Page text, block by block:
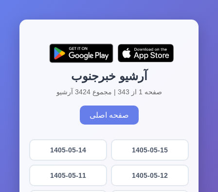
آرشیو خبرجنوب
صفحه 1 از 343 | مجموع 3424 آرشیو
صفحه اصلی
1405-05-15
1405-05-14
1405-05-12
1405-05-11